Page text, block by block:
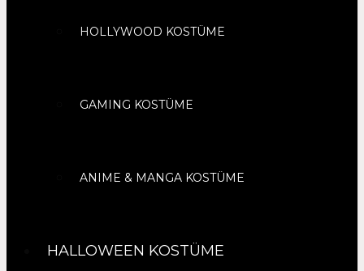
HOLLYWOOD KOSTÜME
GAMING KOSTÜME
ANIME & MANGA KOSTÜME
HALLOWEEN KOSTÜME